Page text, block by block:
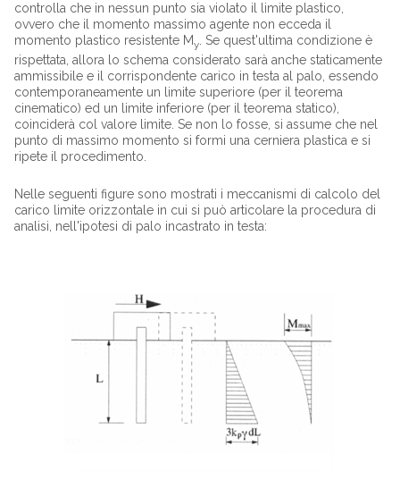
controlla che in nessun punto sia violato il limite plastico,
ovvero che il momento massimo agente non ecceda il
momento plastico resistente My. Se quest'ultima condizione è
rispettata, allora lo schema considerato sarà anche staticamente
ammissibile e il corrispondente carico in testa al palo, essendo
contemporaneamente un limite superiore (per il teorema
cinematico) ed un limite inferiore (per il teorema statico),
coinciderà col valore limite. Se non lo fosse, si assume che nel
punto di massimo momento si formi una cerniera plastica e si
ripete il procedimento.
Nelle seguenti figure sono mostrati i meccanismi di calcolo del
carico limite orizzontale in cui si può articolare la procedura di
analisi, nell'ipotesi di palo incastrato in testa: